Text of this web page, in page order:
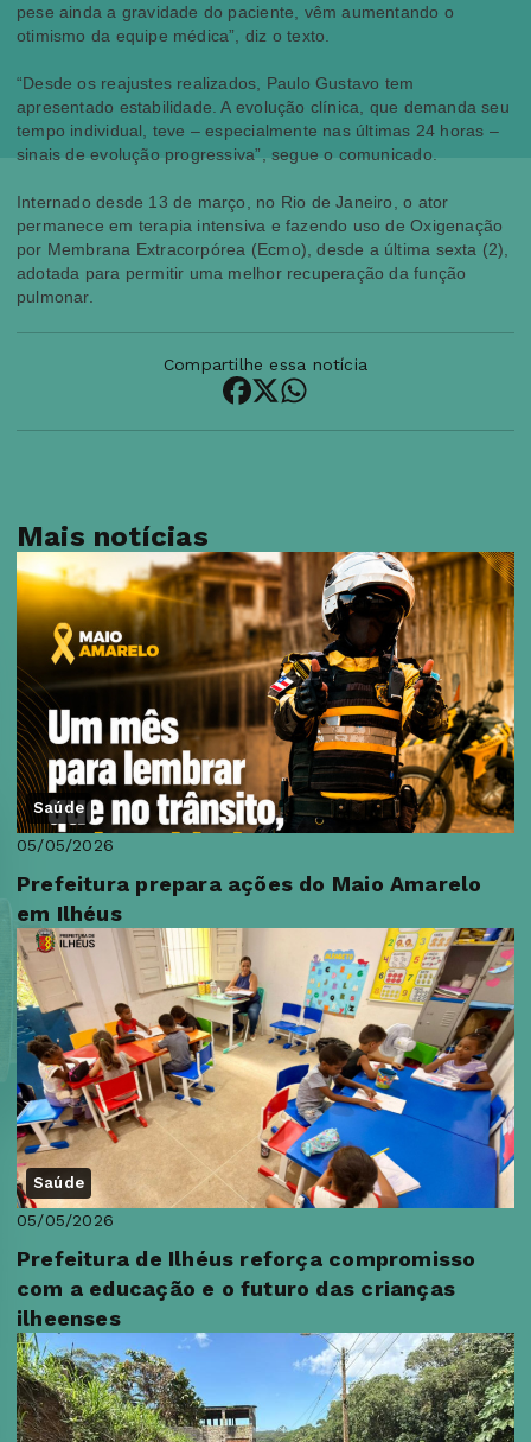
pese ainda a gravidade do paciente, vêm aumentando o
otimismo da equipe médica”, diz o texto.
“Desde os reajustes realizados, Paulo Gustavo tem
apresentado estabilidade. A evolução clínica, que demanda seu
tempo individual, teve – especialmente nas últimas 24 horas –
sinais de evolução progressiva”, segue o comunicado.
Internado desde 13 de março, no Rio de Janeiro, o ator
permanece em terapia intensiva e fazendo uso de Oxigenação
por Membrana Extracorpórea (Ecmo), desde a última sexta (2),
adotada para permitir uma melhor recuperação da função
pulmonar.
Compartilhe essa notícia
Mais notícias
Saúde
05/05/2026
Prefeitura prepara ações do Maio Amarelo
em Ilhéus
Saúde
05/05/2026
Prefeitura de Ilhéus reforça compromisso
com a educação e o futuro das crianças
ilheenses